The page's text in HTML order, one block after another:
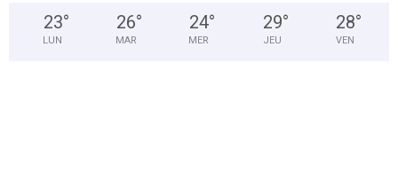
23°
LUN
26°
MAR
24°
MER
29°
JEU
28°
VEN